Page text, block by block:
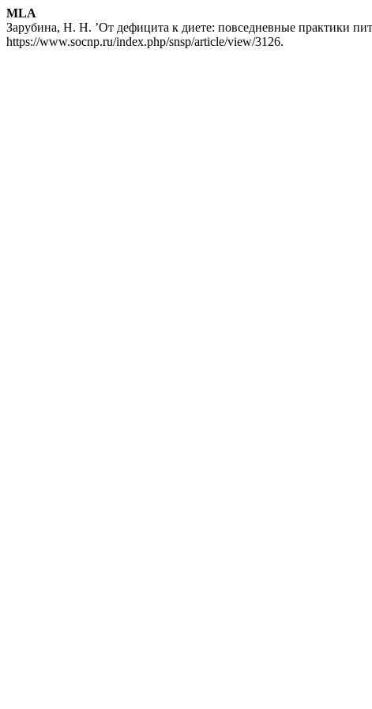
MLA
Зарубина, Н. Н. ’От дефицита к диете: повседневные практики
https://www.socnp.ru/index.php/snsp/article/view/3126.